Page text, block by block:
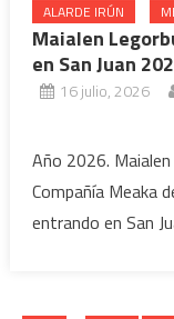
ALARDE IRÚN
Maialen
en San Juan
16 julio, 2026
Año 2026.
Compañía Meaka
entrando en San